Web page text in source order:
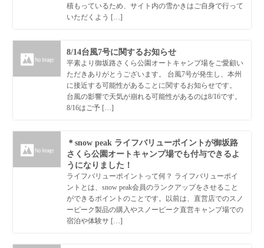
積もっているため、サイト内の雪かきはご自身で行って
いただくよう […]
8/14台風7号に関するお知らせ
平素より御坂路さくら公園オートキャンプ場をご愛顧い
ただきありがとうございます。 台風7号が発生し、本州
に接近する可能性があることに関するお知らせです。
台風の影響で天気が崩れる可能性があるのは8/16です。
8/16はご予 […]
＊snow peak ライフバリューポイントが御坂路
さくら公園オートキャンプ場でも付与できるよ
うになりました！
ライフバリューポイントって何？ ライフバリューポイ
ントとは、snow peak会員のランクアップをさせること
ができるポイントのことです。以前は、直営店でのスノ
ーピーク製品の購入やスノーピーク直営キャンプ場での
宿泊や体験サ […]